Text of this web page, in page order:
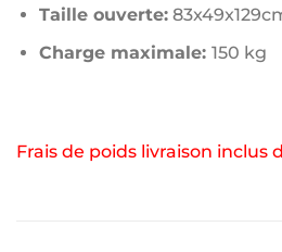
Taille ouverte:
Charge maximale: 150 kg
Frais de poids livraison inclus